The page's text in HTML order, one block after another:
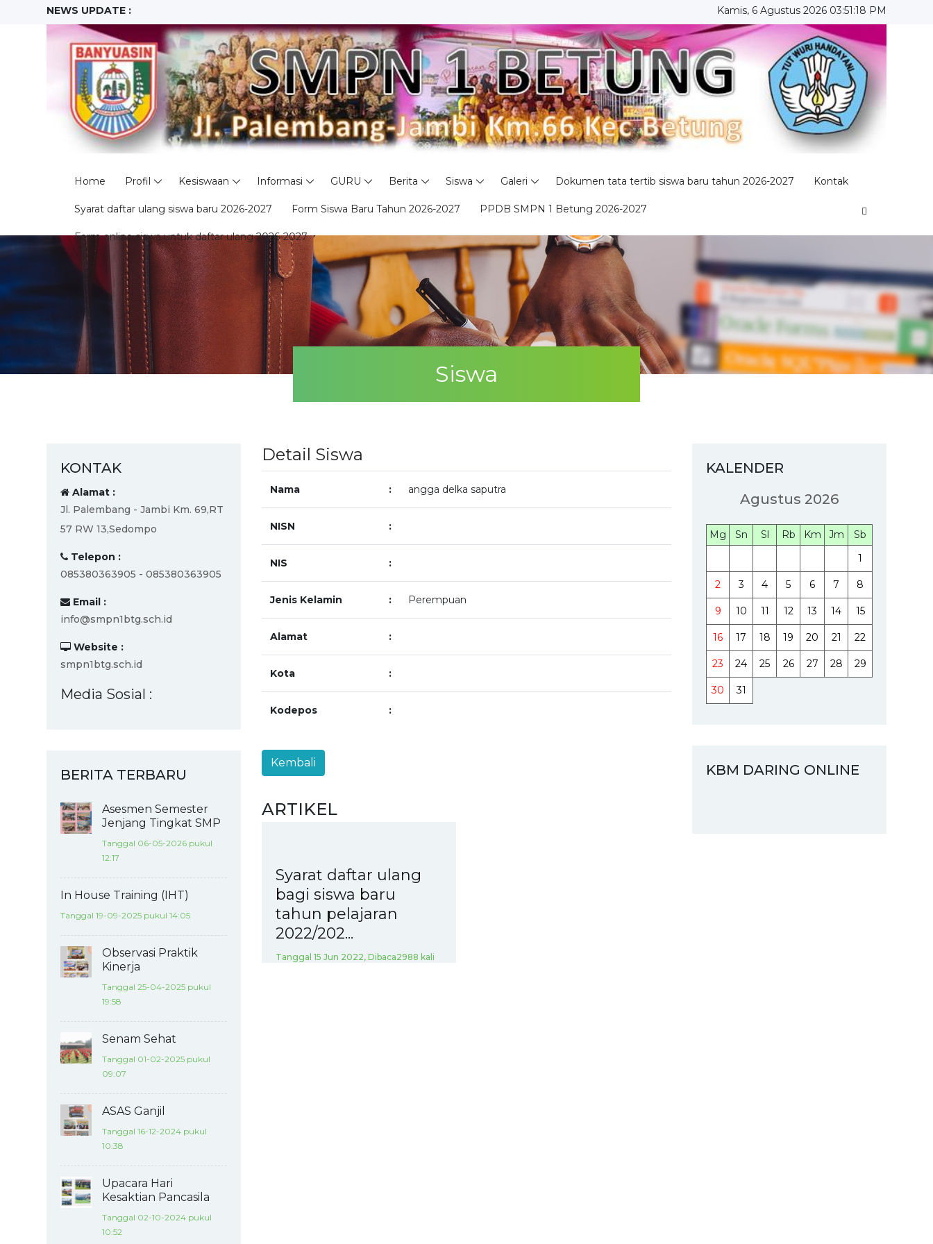
NEWS UPDATE :
Senam Sehat...
ASAS Ganjil...
Upacara Hari Kesaktian Pancasila...
Pelaksanaan ANBK ...
Semarak Lomba HUT RI KE-79...
Lomba Gerak Jalan...
Pelaksanaan US ...
Asesmen Semester Jenjang Tingkat SMP...
In House Training (IHT) ...
Kamis, 6 Agustus 2026 03:51:19 PM
Home Profil Kesiswaan Informasi GURU Berita Siswa Galeri Dokumen tata tertib siswa baru tahun 2026-2027 Kontak
Syarat daftar ulang siswa baru 2026-2027 Form Siswa Baru Tahun 2026-2027 PPDB SMPN 1 Betung 2026-2027
Form online siswa untuk daftar ulang 2026-2027
Siswa
KONTAK
Alamat :
Jl. Palembang - Jambi Km. 69,RT
57 RW 13,Sedompo
Telepon :
085380363905 - 085380363905
Email :
info@smpn1btg.sch.id
Website :
smpn1btg.sch.id
Media Sosial :
BERITA TERBARU
Asesmen Semester
Jenjang Tingkat SMP
Tanggal 06-05-2026 pukul
12:17
In House Training (IHT)
Tanggal 19-09-2025 pukul 14:05
Observasi Praktik
Kinerja
Tanggal 25-04-2025 pukul
19:58
Senam Sehat
Tanggal 01-02-2025 pukul
09:07
ASAS Ganjil
Tanggal 16-12-2024 pukul
10:38
Upacara Hari
Kesaktian Pancasila
Tanggal 02-10-2024 pukul
10:52
Detail Siswa
Nama : angga delka saputra
NISN :
NIS :
Jenis Kelamin : Perempuan
Alamat :
Kota :
Kodepos :
ARTIKEL
Syarat daftar ulang
bagi siswa baru
tahun pelajaran
2022/202...
Tanggal 15 Jun 2022, Dibaca2988 kali
KALENDER
Agustus 2026
Mg Sn Sl Rb Km Jm
Sb
1
2 3 4 5 6 7 8
9 10 11 12 13 14 15
16 17 18 19 20 21 22
23 24 25 26 27 28 29
30 31
KBM DARING ONLINE